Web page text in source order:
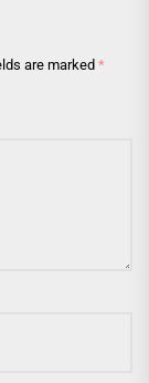
are marked *